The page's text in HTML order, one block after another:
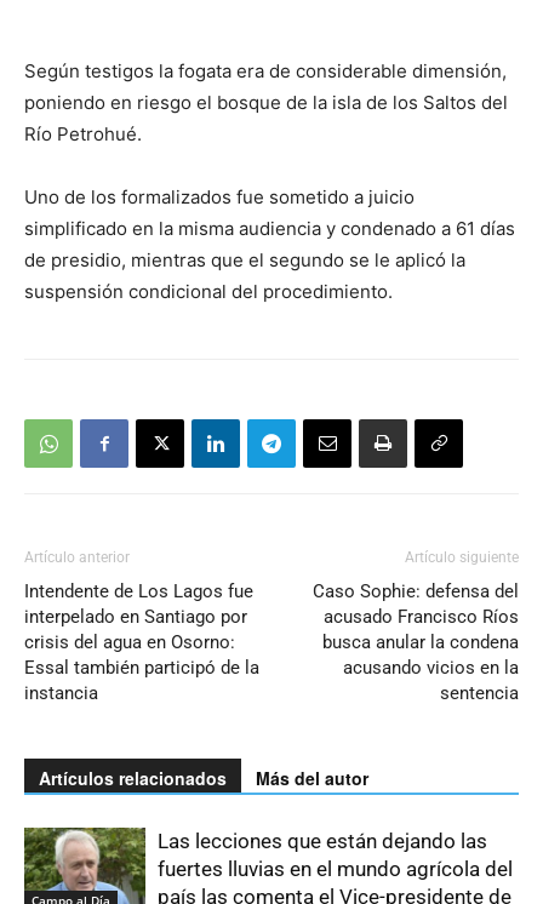
Según testigos la fogata era de considerable dimensión,
poniendo en riesgo el bosque de la isla de los Saltos del
Río Petrohué.
Uno de los formalizados fue sometido a juicio
simplificado en la misma audiencia y condenado a 61 días
de presidio, mientras que el segundo se le aplicó la
suspensión condicional del procedimiento.
Artículo anterior
Intendente de Los Lagos fue
interpelado en Santiago por
crisis del agua en Osorno:
Essal también participó de la
instancia
Artículo siguiente
Caso Sophie: defensa del
acusado Francisco Ríos
busca anular la condena
acusando vicios en la
sentencia
Artículos relacionados Más del autor
Campo al Día
Las lecciones que están dejando las
fuertes lluvias en el mundo agrícola del
país las comenta el Vice-presidente de